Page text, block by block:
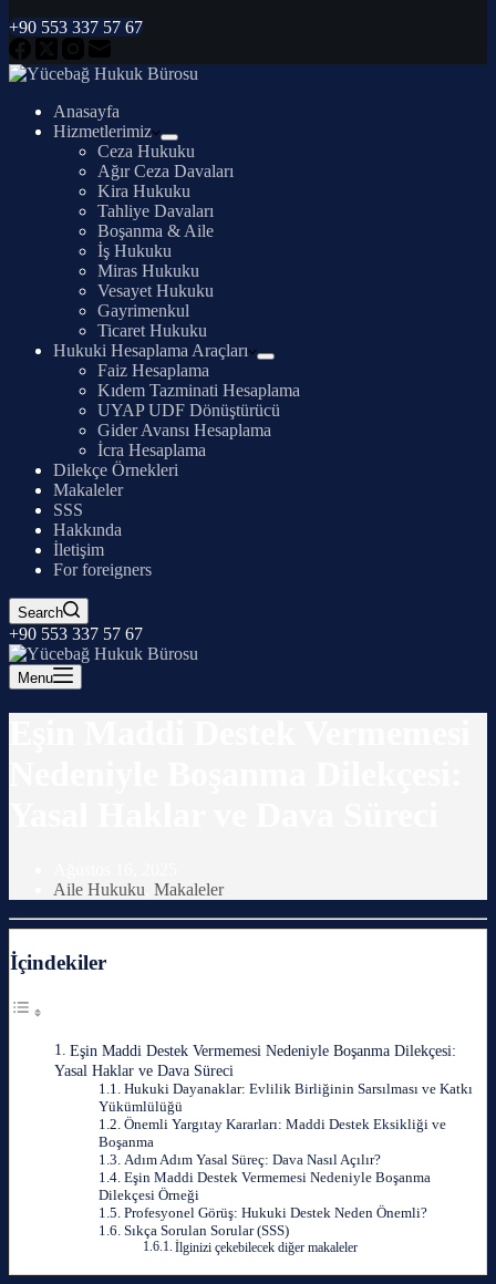
+90 553 337 57 67
Anasayfa
Hizmetlerimiz
Ceza Hukuku
Ağır Ceza Davaları
Kira Hukuku
Tahliye Davaları
Boşanma & Aile
İş Hukuku
Miras Hukuku
Vesayet Hukuku
Gayrimenkul
Ticaret Hukuku
Hukuki Hesaplama Araçları
Faiz Hesaplama
Kıdem Tazminati Hesaplama
UYAP UDF Dönüştürücü
Gider Avansı Hesaplama
İcra Hesaplama
Dilekçe Örnekleri
Makaleler
SSS
Hakkında
İletişim
For foreigners
Search
+90 553 337 57 67
Menu
Aile Hukuku Makaleler
İçindekiler
Eşin Maddi Destek Vermemesi Nedeniyle Boşanma Dilekçesi:
Yasal Haklar ve Dava Süreci
Hukuki Dayanaklar: Evlilik Birliğinin Sarsılması ve Katkı
Yükümlülüğü
Önemli Yargıtay Kararları: Maddi Destek Eksikliği ve
Boşanma
Adım Adım Yasal Süreç: Dava Nasıl Açılır?
Eşin Maddi Destek Vermemesi Nedeniyle Boşanma
Dilekçesi Örneği
Profesyonel Görüş: Hukuki Destek Neden Önemli?
Sıkça Sorulan Sorular (SSS)
İlginizi çekebilecek diğer makaleler